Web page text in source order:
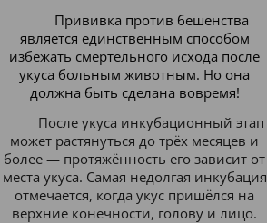
Прививка против бешенства
является единственным способом
избежать смертельного исхода после
укуса больным животным. Но она
должна быть сделана вовремя!
После укуса инкубационный этап
может растянуться до трёх месяцев и
более — протяжённость его зависит от
места укуса. Самая недолгая инкубация
отмечается, когда укус пришёлся на
верхние конечности, голову и лицо.